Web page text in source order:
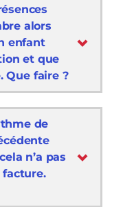
alors
enfant
et que
Que faire ?
de
n’a pas